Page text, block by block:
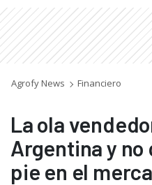
Agrofy News Financiero
La ola
Argentina y no
pie en el